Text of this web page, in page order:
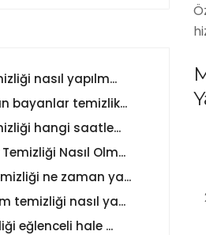
nasıl yapılm...
bayanlar temizlik...
hangi saatle...
Nasıl Olm...
ne zaman ya...
temizliği nasıl ya...
eğlenceli hale ...